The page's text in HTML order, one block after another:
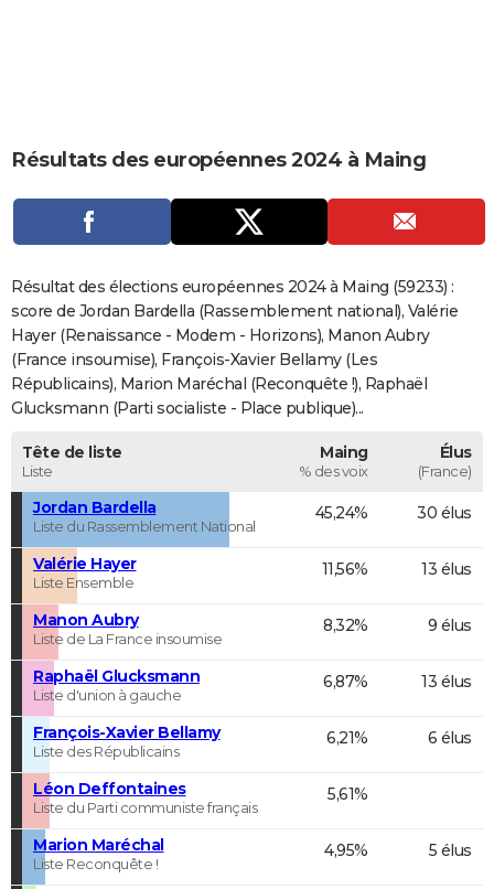
CARTE DE VOEUX
Carte de Noël
Carte Bonne année
Carte Saint-Valentin
Carte Pâques
Carte d'anniversaire
DICTIONNAIRE
Dictionnaire
Biographies
Citations
Expressions
Proverbes
PROGRAMME TV
COPAINS D'AVANT
S'inscrire
Se connecter
Lycées
Collèges
Primaires
Universités
Entreprises
Service militaire
Avis de recherche
AVIS DE DÉCÈS
FORUM
Résultats des européennes 2024 à Maing
Résultat des élections européennes 2024 à Maing (59233) :
score de Jordan Bardella (Rassemblement national), Valérie
Hayer (Renaissance - Modem - Horizons), Manon Aubry
(France insoumise), François-Xavier Bellamy (Les
Républicains), Marion Maréchal (Reconquête !), Raphaël
Glucksmann (Parti socialiste - Place publique)...
Tête de liste
Liste
Maing
% des voix
Élus
(France)
Jordan Bardella
Liste du Rassemblement National
45,24% 30 élus
Valérie Hayer
Liste Ensemble
11,56% 13 élus
Manon Aubry
Liste de La France insoumise
8,32% 9 élus
Raphaël Glucksmann
Liste d'union à gauche
6,87% 13 élus
François-Xavier Bellamy
Liste des Républicains
6,21% 6 élus
Léon Deffontaines
Liste du Parti communiste français
5,61%
Marion Maréchal
Liste Reconquête !
4,95% 5 élus